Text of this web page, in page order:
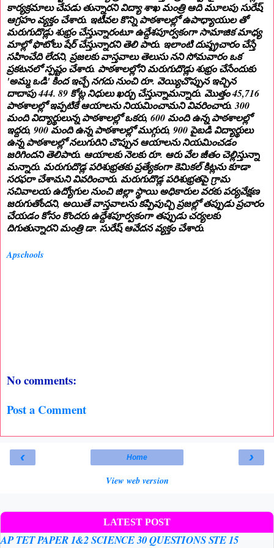
కార్యక్రమాలు చేపడు తున్నారని విద్యా శాఖ మంత్రి ఆది మూలపు సురేష్
ఆగ్రహం వ్యక్తం చేశారు. ఇటీవల కొన్ని పాఠశాలల్లో ఉపాధ్యాయుల తో
మరుగుదొడ్లు శుభ్రం చేస్తున్నారంటూ ఉద్దేశపూర్వకంగా సామాజిక మాధ్య
మాల్లో ఫొటోలు షేర్ చేస్తున్నారని తెలి పారు. ఇలాంటి దుష్ప్రచారం చేస్తే
సహించేది లేదని, ప్రజలకు వాస్తవాలు తెలుసు నని సోమవారం ఒక
ప్రకటనలో స్పష్టం చేశారు. పాఠశాలల్లోని మరుగుదొడ్లు శుభ్రం చేసేందుకు
'అమ్మ ఒడి' కింద ఇచ్చే నగదు నుంచి రూ. వెయ్యిచొప్పున ఇచ్చిన
దాదాపు 444. 89 కోట్ల నిధులు ఖర్చు చేస్తున్నామన్నారు. మొత్తం 45,716
పాఠశాలల్లో ఇప్పటికే ఆయాలను నియమించామని వివరించారు. 300
మంది విద్యార్థులున్న పాఠశాలల్లో ఒకరు, 600 మంది ఉన్న పాఠశాలల్లో
ఇద్దరు, 900 మంది ఉన్న పాఠశాలల్లో ముగ్గురు, 900 పైబడి విద్యార్థులు
ఉన్న పాఠశాలల్లో నలుగురిని చొప్పున ఆయాలను నియమించడం
జరిగిందని తెలిపారు. ఆయాలకు నెలకు రూ. ఆరు వేల జీతం చెల్లిస్తున్నా
మన్నారు. మరుగుదొడ్ల పరిశుభ్రతకు ప్రత్యేకంగా కెమికల్ కిట్లను కూడా
సరఫరా చేశామని వివరించారు. మరుగుదొడ్ల పరిశుభ్రతపై గ్రామ
సచివాలయ ఉద్యోగుల నుంచి జిల్లా స్థాయి అధికారుల వరకు పర్యవేక్షణ
జరుగుతోందని, అయితే వాస్తవాలను కప్పిపుచ్చి ప్రజల్లో తప్పుడు ప్రచారం
చేయడం కోసం కొందరు ఉద్దేశపూర్వకంగా తప్పుడు చర్యలకు
దిగుతున్నారని మంత్రి డా. సురేష్ ఆవేదన వ్యక్తం చేశారు.
Apschools
No comments:
Post a Comment
‹ ›
Home
View web version
LATEST POST
AP TET PAPER 1&2 SCIENCE 30 QUESTIONS STE 15